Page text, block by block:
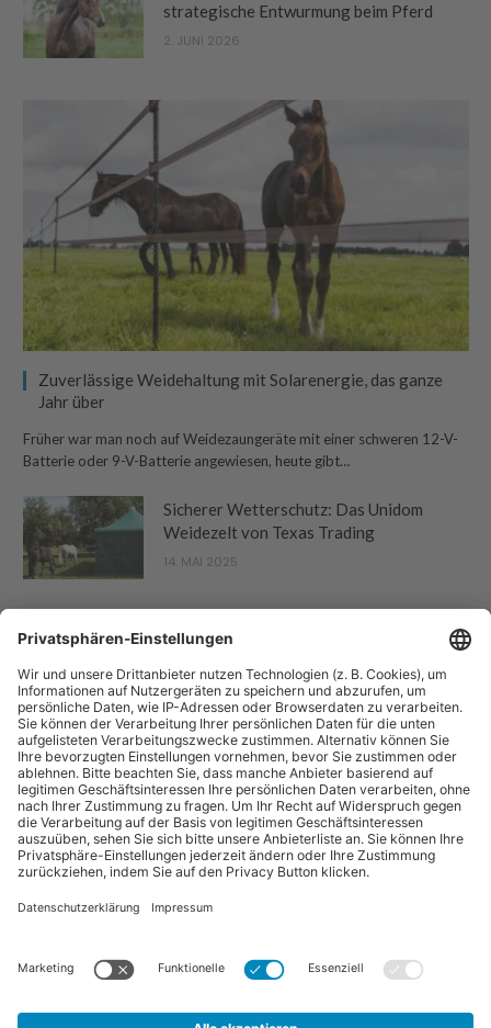
strategische Entwurmung beim Pferd
2. JUNI 2026
Zuverlässige Weidehaltung mit Solarenergie, das ganze
Jahr über
Früher war man noch auf Weidezaungeräte mit einer schweren 12-V-
Batterie oder 9-V-Batterie angewiesen, heute gibt…
Sicherer Wetterschutz: Das Unidom
Weidezelt von Texas Trading
14. MAI 2025
“Pferdebetrieb” ist eine Publikation der Sparte "Tier-Zeitschriften" der
Forum Zeitschriften und Spezialmedien GmbH. Zum Portfolio gehören
Arbeitskreis Pferd
Vertrag widerrufen